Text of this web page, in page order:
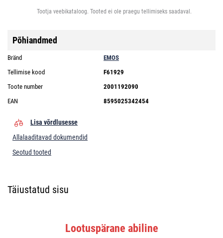
Tootja veebikataloog. Tooted ei ole praegu tellimiseks saadaval.
Põhiandmed
Bränd
EMOS
Tellimise kood
F61929
Toote number
2001192090
EAN
8595025342454
Lisa võrdlusesse
Allalaaditavad dokumendid
Seotud tooted
Täiustatud sisu
Lootuspärane abiline